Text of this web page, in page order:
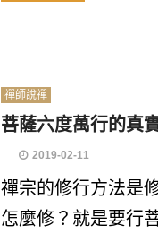
禪師說禪
菩薩六度萬行的真
2019-02-11
禪宗的修行方法是
怎麼修？就是要行